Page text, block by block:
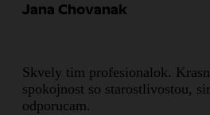
Jana Chovanak
Skvely tim profesionalok.
spokojnost so starostlivostou,
odporucam.